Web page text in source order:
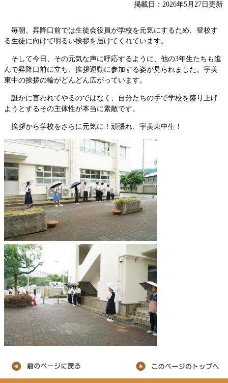
掲載日：2026年5月27日更新
毎朝、昇降口前では生徒会役員が学校を元気にするため、登校す
る生徒に向けて明るい挨拶を届けてくれています。
そして今日、その元気な声に呼応するように、他の3年生たちも進
んで昇降口前に立ち、挨拶運動に参加する姿が見られました。宇美
東中の挨拶の輪がどんどん広がっています。
誰かに言われてやるのではなく、自分たちの手で学校を盛り上げ
ようとするその主体性が本当に素敵です。
挨拶から学校をさらに元気に！頑張れ、宇美東中生！